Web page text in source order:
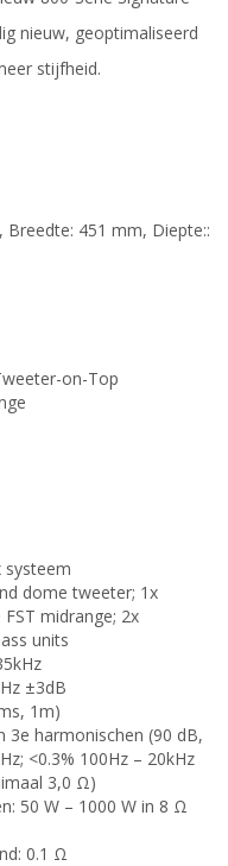
nieuw, geoptimaliseerd
stijfheid.
451 mm, Diepte::
on-Top
systeem
dome tweeter; 1x
midrange; 2x
units
±3dB
1m)
3e harmonischen (90 dB,
<0.3% 100Hz – 20kHz
3,0 Ω)
50 W – 1000 W in 8 Ω
0.1 Ω